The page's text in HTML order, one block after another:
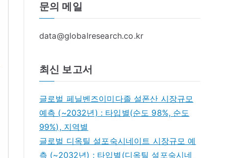
문의 메일
data@globalresearch.co.kr
최신 보고서
글로벌 페닐벤즈이미다졸 설폰산 시장규모
예측 (~2032년) : 타입별(순도 98%, 순도
99%), 지역별
글로벌 디옥틸 설포숙시네이트 시장규모 예
측 (~2032년) : 타입별(디옥틸 설포숙시네